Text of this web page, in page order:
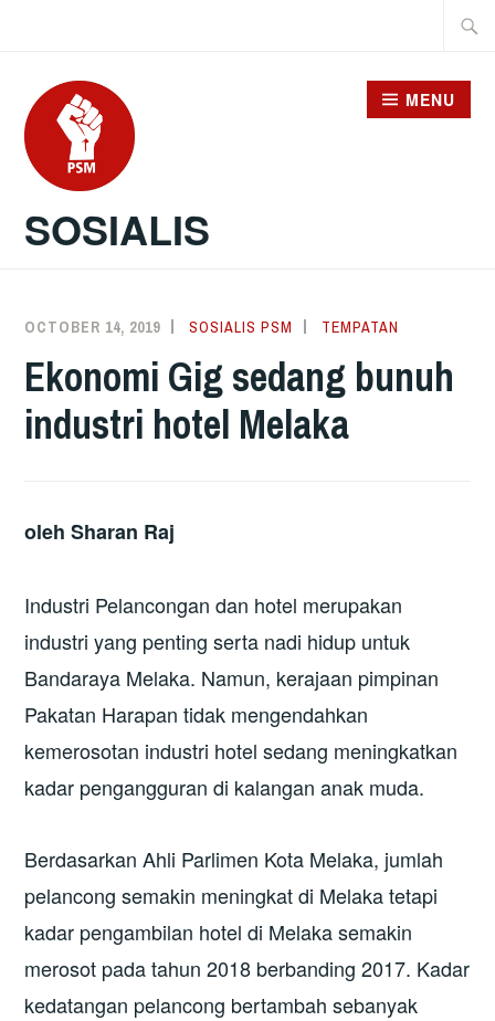
content
SOSIALIS
MENU
OCTOBER 14, 2019 SOSIALIS PSM TEMPATAN
Ekonomi Gig sedang bunuh
industri hotel Melaka
oleh Sharan Raj
Industri Pelancongan dan hotel merupakan
industri yang penting serta nadi hidup untuk
Bandaraya Melaka. Namun, kerajaan pimpinan
Pakatan Harapan tidak mengendahkan
kemerosotan industri hotel sedang meningkatkan
kadar pengangguran di kalangan anak muda.
Berdasarkan Ahli Parlimen Kota Melaka, jumlah
pelancong semakin meningkat di Melaka tetapi
kadar pengambilan hotel di Melaka semakin
merosot pada tahun 2018 berbanding 2017. Kadar
kedatangan pelancong bertambah sebanyak